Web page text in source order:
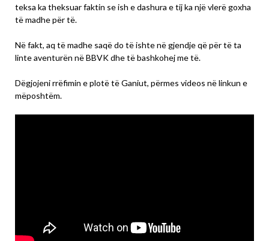
teksa ka theksuar faktin se ish e dashura e tij ka një vlerë goxha
të madhe për të.
Në fakt, aq të madhe saqë do të ishte në gjendje që për të ta
linte aventurën në BBVK dhe të bashkohej me të.
Dëgjojeni rrëfimin e plotë të Ganiut, përmes videos në linkun e
mëposhtëm.